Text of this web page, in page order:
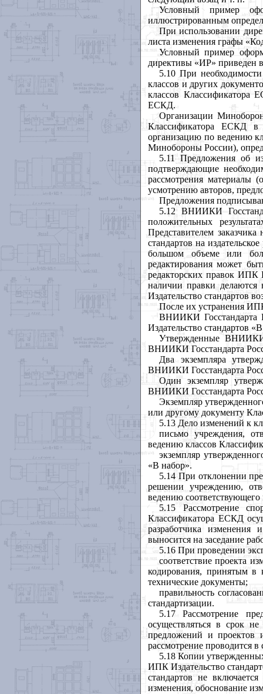
Условный пример
иллюстрированным
При использовании
листа изменения графы
Условный пример
директивы «ИР» приведен
5.10 При
классов и других
классов Классификатора
ЕСКД.
Организации
Классификатора ЕСКД в
организацию по ведению
Минобороны России),
5.11 Предложения об
подтверждающие
рассмотрения материалы
усмотрению авторов,
Предложения
5.12 ВНИИКИ
положительных
Представителем
стандартов на
большом объеме или
редактирования может
редакторских правок ИПК
наличии правки
Издательство стандартов
После их устранения
ВНИИКИ Госстандарта
Издательство стандартов
Утвержденные ВНИИКИ
ВНИИКИ Госстандарта
Два экземпляра
ВНИИКИ Госстандарта
Один экземпляр
ВНИИКИ Госстандарта
Экземпляр
или другому документу
5.13 Дело изменений к
письмо учреждения,
ведению классов
экземпляр
«В набор».
5.14 При отклонении
решении учреждению,
ведению
5.15 Рассмотрение
Классификатора ЕСКД
разработчика изменения
выносится на заседание
5.16 При проведении
соответствие проекта
кодирования, принятым в
технические документы;
правильность
стандартизации.
5.17 Рассмотрение
осуществляться в срок
предложений и проектов
рассмотрение проводится
5.18 Копии
ИПК Издательство
стандартов не
изменения, обоснование